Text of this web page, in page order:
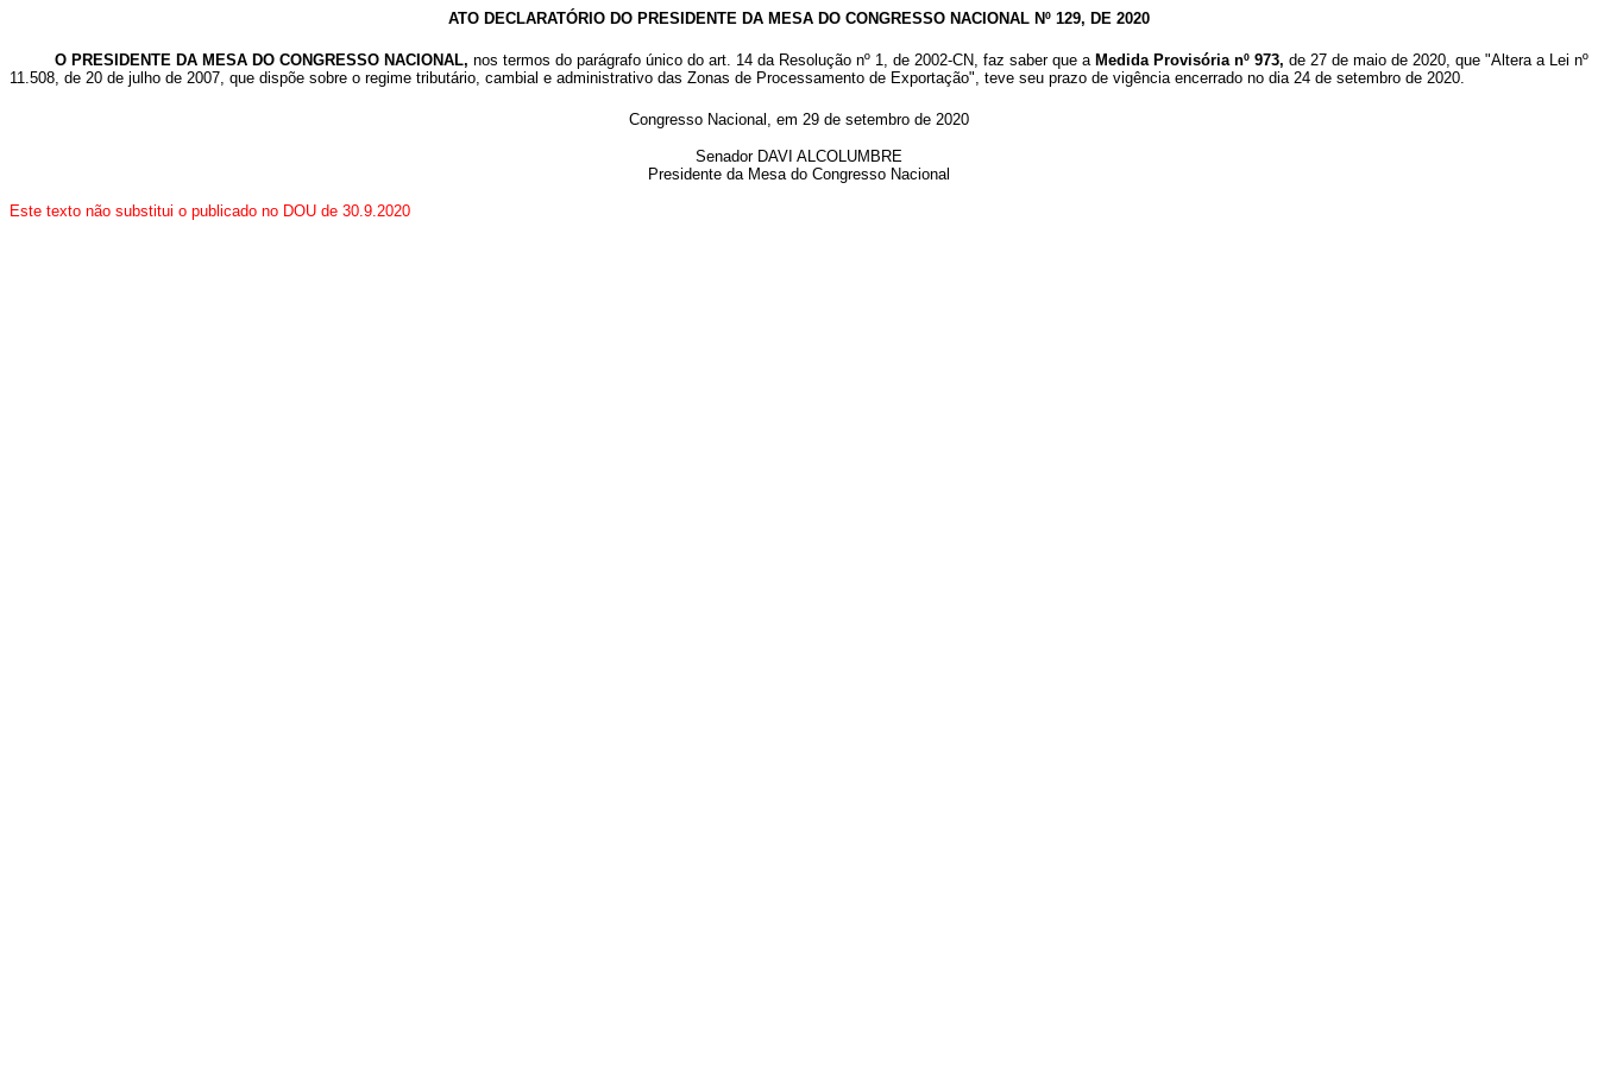
ATO DECLARATÓRIO DO PRESIDENTE DA MESA DO CONGRESSO NACIONAL Nº 129, DE 2020
O PRESIDENTE DA MESA DO CONGRESSO NACIONAL, nos termos do parágrafo único do art. 14 da Resolução nº 1, de 2002-CN, faz saber que a Medida Provisória nº 973, de 27 de maio de 2020, que "Altera a Lei nº
11.508, de 20 de julho de 2007, que dispõe sobre o regime tributário, cambial e administrativo das Zonas de Processamento de Exportação", teve seu prazo de vigência encerrado no dia 24 de setembro de 2020.
Congresso Nacional, em 29 de setembro de 2020
Senador DAVI ALCOLUMBRE
Presidente da Mesa do Congresso Nacional
Este texto não substitui o publicado no DOU de 30.9.2020